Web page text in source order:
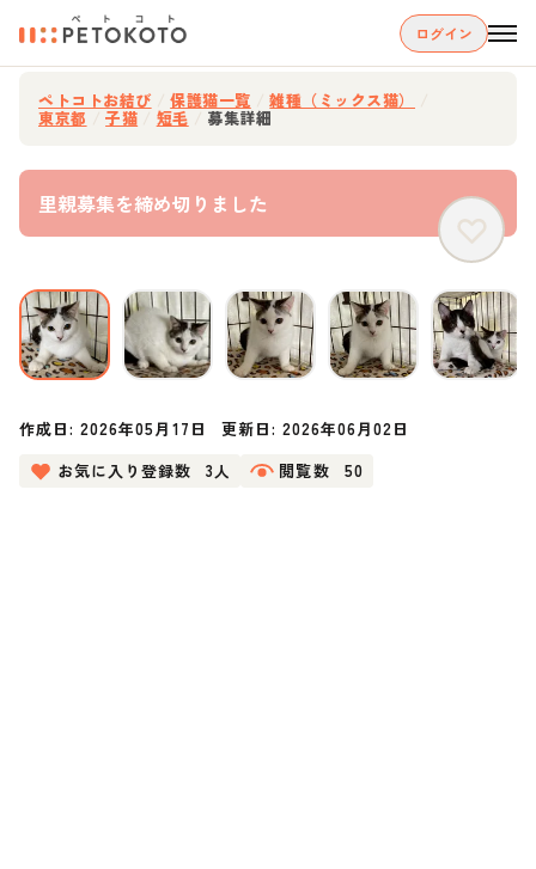
ログイン
ペトコトお結び 保護猫一覧 雑種（ミックス猫）
東京都 子猫 短毛 募集詳細
里親募集を締め切りました
作成日:2026年05月17日 更新日: 2026年06月02日
お気に入り登録数
3人 閲覧数 50